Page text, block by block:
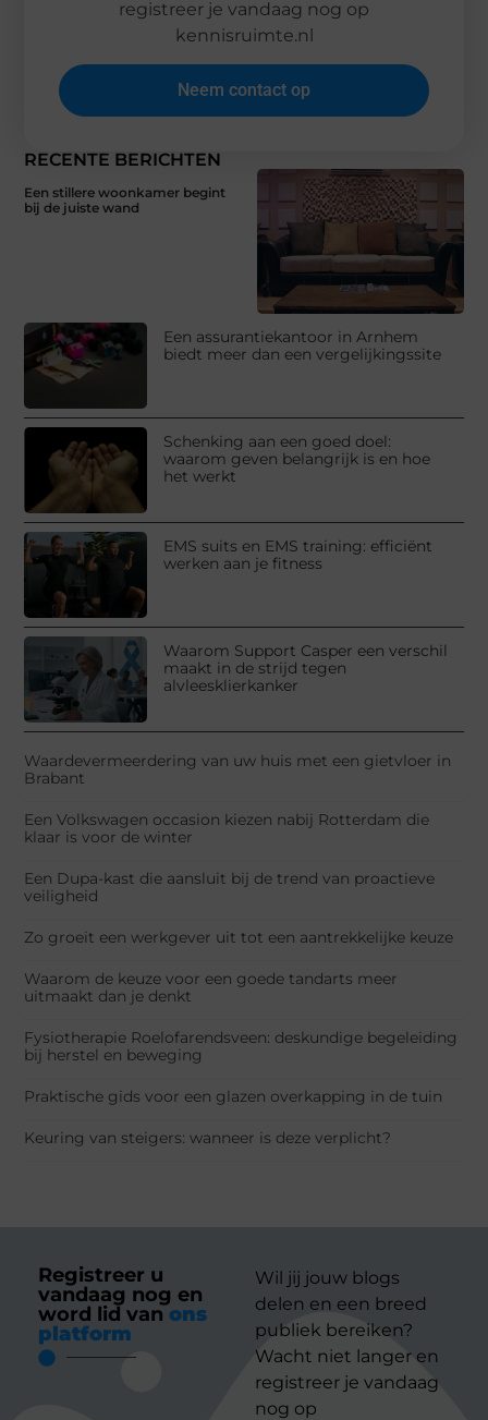
RECENTE BERICHTEN
Een stillere woonkamer begint
bij de juiste wand
Een assurantiekantoor in Arnhem
biedt meer dan een vergelijkingssite
Schenking aan een goed doel:
waarom geven belangrijk is en hoe
het werkt
EMS suits en EMS training: efficiënt
werken aan je fitness
Waarom Support Casper een verschil
maakt in de strijd tegen
alvleesklierkanker
Waardevermeerdering van uw huis met een gietvloer in
Brabant
Een Volkswagen occasion kiezen nabij Rotterdam die
klaar is voor de winter
Een Dupa-kast die aansluit bij de trend van proactieve
veiligheid
Zo groeit een werkgever uit tot een aantrekkelijke keuze
Waarom de keuze voor een goede tandarts meer
uitmaakt dan je denkt
Fysiotherapie Roelofarendsveen: deskundige begeleiding
bij herstel en beweging
Praktische gids voor een glazen overkapping in de tuin
Keuring van steigers: wanneer is deze verplicht?
registreer je vandaag nog op
kennisruimte.nl
Neem contact op
Registreer u
vandaag nog en
word lid van ons
platform
Wil jij jouw blogs
delen en een breed
publiek bereiken?
Wacht niet langer en
registreer je vandaag
nog op